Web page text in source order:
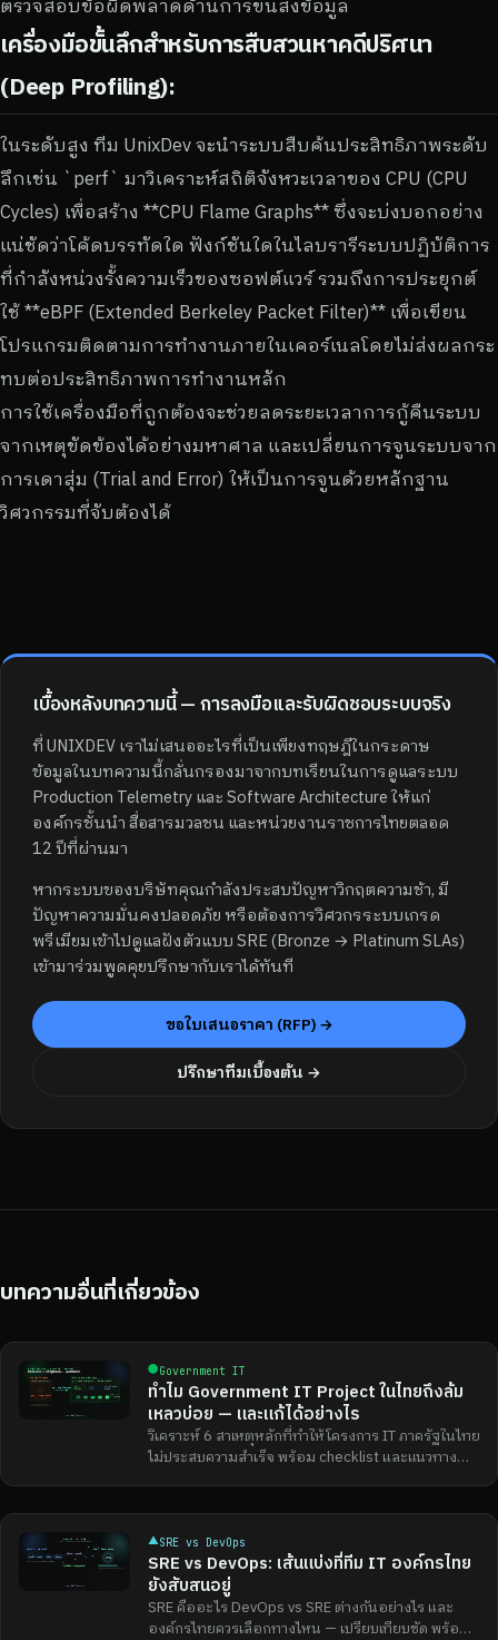
ตรวจสอบข้อผิดพลาดด้านการขนส่งข้อมูล
เครื่องมือขั้นลึกสำหรับการสืบสวนหาคดีปริศนา
(Deep Profiling):
ในระดับสูง ทีม UnixDev จะนำระบบสืบค้นประสิทธิภาพระดับ
ลึกเช่น `perf` มาวิเคราะห์สถิติจังหวะเวลาของ CPU (CPU
Cycles) เพื่อสร้าง **CPU Flame Graphs** ซึ่งจะบ่งบอกอย่าง
แน่ชัดว่าโค้ดบรรทัดใด ฟังก์ชันใดในไลบรารีระบบปฏิบัติการ
ที่กำลังหน่วงรั้งความเร็วของซอฟต์แวร์ รวมถึงการประยุกต์
ใช้ **eBPF (Extended Berkeley Packet Filter)** เพื่อเขียน
โปรแกรมติดตามการทำงานภายในเคอร์เนลโดยไม่ส่งผลกระ
ทบต่อประสิทธิภาพการทำงานหลัก
การใช้เครื่องมือที่ถูกต้องจะช่วยลดระยะเวลาการกู้คืนระบบ
จากเหตุขัดข้องได้อย่างมหาศาล และเปลี่ยนการจูนระบบจาก
การเดาสุ่ม (Trial and Error) ให้เป็นการจูนด้วยหลักฐาน
วิศวกรรมที่จับต้องได้
เบื้องหลังบทความนี้ — การลงมือและรับผิดชอบระบบจริง
ที่ UNIXDEV เราไม่เสนออะไรที่เป็นเพียงทฤษฎีในกระดาษ
ข้อมูลในบทความนี้กลั่นกรองมาจากบทเรียนในการดูแลระบบ
Production Telemetry และ Software Architecture ให้แก่
องค์กรชั้นนำ สื่อสารมวลชน และหน่วยงานราชการไทยตลอด
12 ปีที่ผ่านมา
หากระบบของบริษัทคุณกำลังประสบปัญหาวิกฤตความช้า, มี
ปัญหาความมั่นคงปลอดภัย หรือต้องการวิศวกรระบบเกรด
พรีเมียมเข้าไปดูแลฝังตัวแบบ SRE (Bronze → Platinum SLAs)
เข้ามาร่วมพูดคุยปรึกษากับเราได้ทันที
ขอใบเสนอราคา (RFP) →
ปรึกษาทีมเบื้องต้น →
บทความอื่นที่เกี่ยวข้อง
●Government IT
ทำไม Government IT Project ในไทยถึงล้ม
เหลวบ่อย — และแก้ได้อย่างไร
วิเคราะห์ 6 สาเหตุหลักที่ทำให้โครงการ IT ภาครัฐในไทย
ไม่ประสบความสำเร็จ พร้อม checklist และแนวทาง
▲SRE vs DevOps
SRE vs DevOps: เส้นแบ่งที่ทีม IT องค์กรไทย
ยังสับสนอยู่
SRE คืออะไร DevOps vs SRE ต่างกันอย่างไร และ
องค์กรไทยควรเลือกทางไหน — เปรียบเทียบชัด พร้อม